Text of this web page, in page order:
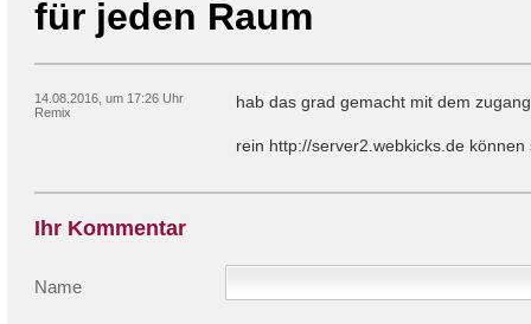
für jeden Raum
14.08.2016, um 17:26 Uhr
Remix
hab das grad gemacht mit dem
rein http://server2.webkicks.de
Ihr Kommentar
Name